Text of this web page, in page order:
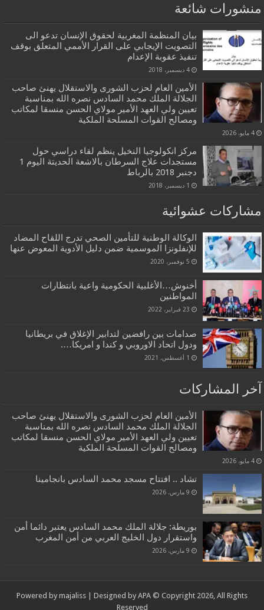
منشورات شائعة
بيان المنظمة المغربية لحقوق الإنسان تدعو الى
التصويت الإيجابي على القرار الأممي المتعلق بوقف
تنفيذ عقوبة الإعدام
4 ديسمبر، 2018
الأمين العام لحزب الشورى والاستقلال يهنئ صاحب
الجلالة الملك محمد السادس نصره الله بمناسبة
تعيين ولي العهد الأمير مولاي الحسن منسقا لمكاتب
ومصالح القوات المسلحة الملكية
4 مايو، 2026
مركز انكولوجيا النخيل ينظم لقاء دراسي حول
مستجدات علاج السرطان بالاشعة الحديتة اليوم 1
دجنبر 2018 بالرباط
1 ديسمبر، 2018
مشاركات عشوائية
الوكالة الوطنية للتأمين الصحي تدرج اللقاح المضاد
للإنفلونزا الموسمية ضمن دليل الأدوية المعوض عنها
5 نوفمبر، 2020
أخنوش…الأغلبية الحكومية واعية بانتظارات
المواطنين
23 فبراير، 2022
صدامات بين رافضين لتدابير الإغلاق في بريطانيا
ودول اتحاد الاوروبي و كندا و امريكا….
1 أغسطس، 2021
آخر المشاركات
الأمين العام لحزب الشورى والاستقلال يهنئ صاحب
الجلالة الملك محمد السادس نصره الله بمناسبة
تعيين ولي العهد الأمير مولاي الحسن منسقا لمكاتب
ومصالح القوات المسلحة الملكية
4 مايو، 2026
تشاد .. افتتاح مسجد محمد السادس بانجامينا
9 مارس، 2026
بوريطة: جلالة الملك محمد السادس يعتبر دائما أمن
واستقرار دول الخليج العربي من أمن المغرب
9 مارس، 2026
Powered by majaliss | Designed by APA © Copyright 2026, All Rights
Reserved